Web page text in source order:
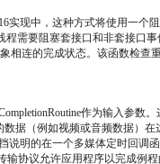
现中，这种方式将使用一
程需要阻塞套接口和非套接口
连的完成状态。该函数检
作为输入参
（例如视频或音频数据）
明的在一个多媒体定时回调
协议允许应用程序以完成